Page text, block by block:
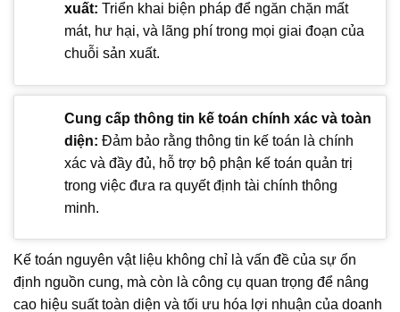
xuất: Triển khai biện pháp để ngăn chặn mất
mát, hư hại, và lãng phí trong mọi giai đoạn của
chuỗi sản xuất.
Cung cấp thông tin kế toán chính xác và toàn
diện: Đảm bảo rằng thông tin kế toán là chính
xác và đầy đủ, hỗ trợ bộ phận kế toán quản trị
trong việc đưa ra quyết định tài chính thông
minh.
Kế toán nguyên vật liệu không chỉ là vấn đề của sự ổn
định nguồn cung, mà còn là công cụ quan trọng để nâng
cao hiệu suất toàn diện và tối ưu hóa lợi nhuận của doanh